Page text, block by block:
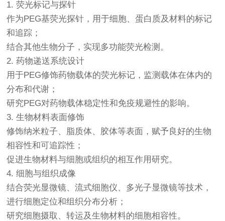
1. 荧光标记与探针
作为PEG基荧光探针，用于细胞、蛋白质及材料的标记
和追踪；
结合其他生物分子，实现多功能荧光检测。
2. 药物递送系统设计
用于PEG修饰药物载体的荧光标记，监测载体在体内的
分布和代谢；
研究PEG对药物载体稳定性和免疫规避性的影响。
3. 生物材料表面修饰
修饰纳米粒子、脂质体、胶体等表面，赋予良好的生物
相容性和可追踪性；
促进生物材料与细胞或组织的相互作用研究。
4. 细胞与组织成像
结合荧光显微镜、流式细胞仪、多光子显微镜等技术，
进行细胞定位和组织分布分析；
研究细胞摄取、转运及生物材料的细胞相容性。